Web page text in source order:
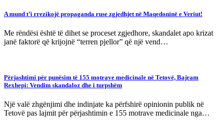
A mund t’i rrezikojë propaganda ruse zgjedhjet në Maqedoninë e Veriut!
Me rëndësi është të dihet se proceset zgjedhore, skandalet apo krizat
janë faktorë që krijojnë “terren pjellor” që një vend…
Përjashtimi për punësim të 155 motrave medicinale në Tetovë, Bajram
Rexhepi: Vendim skandaloz dhe i turpshëm
Një valë zhgënjimi dhe indinjate ka përfshirë opinionin publik në
Tetovë pas lajmit për përjashtimin e 155 motrave medicinale nga…